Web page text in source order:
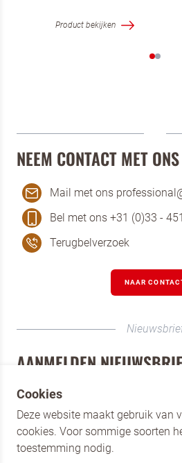
Product bekijken
NEEM CONTACT MET
Mail met ons
Bel met ons +31 (0)33 -
Terugbelverzoek
NAAR
AANMELDEN
Schrijf je als horecaprofessional
van Dr. Oetker Professional. Blijf
merken, de nieuwste producten
verschillende
Cookies
Deze website maakt gebruik van
cookies. Voor sommige soorten
toestemming nodig.